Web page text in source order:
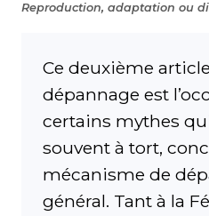
Reproduction, adaptation ou
Ce deuxième
dépannage est
certains mythes
souvent à tort,
mécanisme de
général. Tant à la